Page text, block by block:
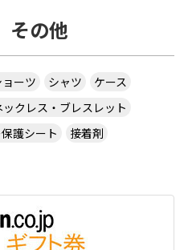
その他
ーツ シャツ
ケース
ックレス・ブレスレット
護シート
接着剤